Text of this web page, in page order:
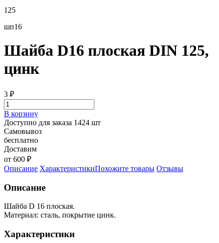
125
шп16
Шайба D16 плоская DIN 125,
цинк
3 ₽
В корзину
Доступно для заказа 1424 шт
Самовывоз
бесплатно
Доставим
от 600 ₽
Описание ХарактеристикиПохожите товары Отзывы
Описание
Шайба D 16 плоская.
Материал: сталь, покрытие цинк.
Характеристики